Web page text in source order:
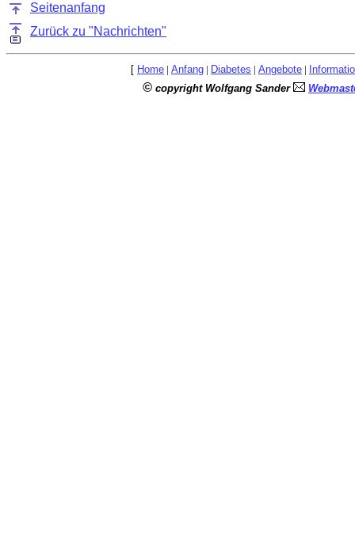
Seitenanfang
Zurück zu "Nachrichten"
[ Home | Anfang | Diabetes | Angebote |
© copyright Wolfgang Sander